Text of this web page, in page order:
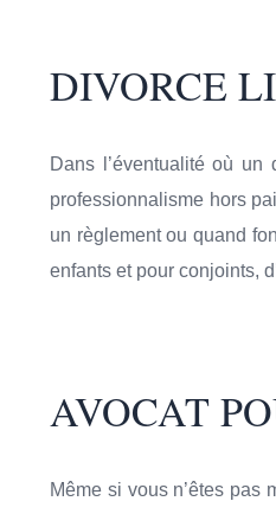
DIVORCE
Dans l’éventualité où
professionnalisme hors
un règlement ou quand
enfants et pour conjoints,
AVOCAT
Même si vous n’êtes